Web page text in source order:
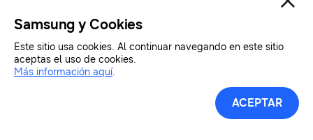
Samsung y Cookies
Este sitio usa cookies. Al continuar navegando en este sitio
aceptas el uso de cookies.
Más información aquí.
ACEPTAR